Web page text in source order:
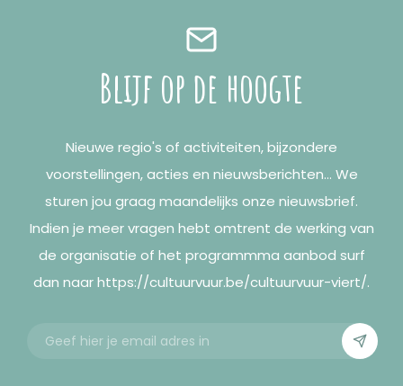
Blijf op de hoogte
Nieuwe regio's of activiteiten, bijzondere
voorstellingen, acties en nieuwsberichten... We
sturen jou graag maandelijks onze nieuwsbrief.
Indien je meer vragen hebt omtrent de werking van
de organisatie of het programmma aanbod surf
dan naar https://cultuurvuur.be/cultuurvuur-viert/.